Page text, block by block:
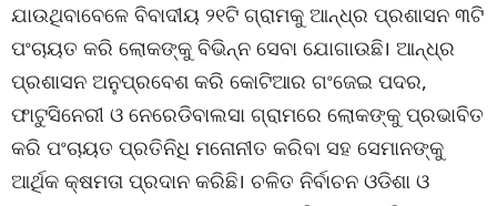
ଯାଉଥିବାବେଳେ ବିବାଦୀୟ ୨୧ଟି ଗ୍ରାମକୁ ଆନ୍ଧ୍ର ପ୍ରଶାସନ ୩ଟି
ପଂଚାୟତ କରି ଲୋକଙ୍କୁ ବିଭିନ୍ନ ସେବା ଯୋଗାଉଛି। ଆନ୍ଧ୍ର
ପ୍ରଶାସନ ଅନୁପ୍ରବେଶ କରି କୋଟିଆର ଗଂଜେଇ ପଦର,
ଫାଟୁସିନେରୀ ଓ ନେରେଡିବାଲସା ଗ୍ରାମରେ ଲୋକଙ୍କୁ ପ୍ରଭାବିତ
କରି ପଂଚାୟତ ପ୍ରତିନିଧି ମନୋନୀତ କରିବା ସହ ସେମାନଙ୍କୁ
ଆର୍ଥିକ କ୍ଷମତା ପ୍ରଦାନ କରିଛି। ଚଳିତ ନିର୍ବାଚନ ଓଡିଶା ଓ